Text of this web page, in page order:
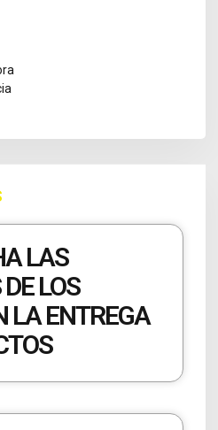
LAS
LOS
LA ENTREGA